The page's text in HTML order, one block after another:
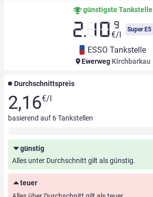
günstigste Tankstelle
2.10 9
€/l
Super E5
ESSO Tankstelle
Ewerweg Kirchbarkau
Durchschnittspreis
2,16€/l
basierend auf 6Tankstellen
günstig
Alles unter Durchschnitt gilt als günstig.
teuer